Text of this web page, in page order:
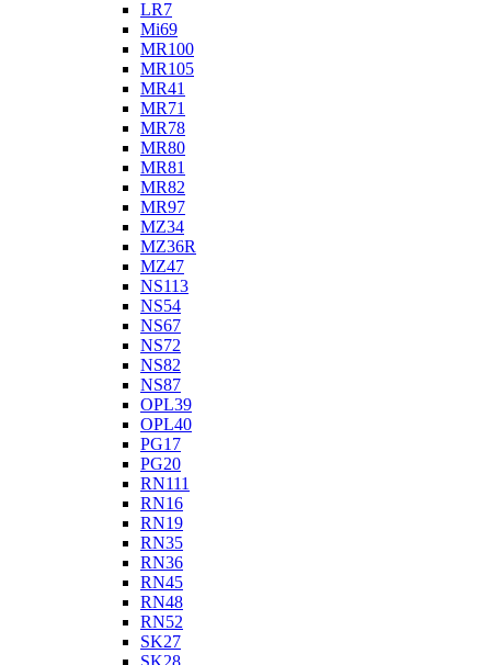
LR7
Mi69
MR100
MR105
MR41
MR71
MR78
MR80
MR81
MR82
MR97
MZ34
MZ36R
MZ47
NS113
NS54
NS67
NS72
NS82
NS87
OPL39
OPL40
PG17
PG20
RN111
RN16
RN19
RN35
RN36
RN45
RN48
RN52
SK27
SK28